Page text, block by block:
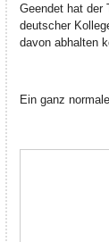
Geendet hat der
deutscher
davon abhalten
Ein ganz